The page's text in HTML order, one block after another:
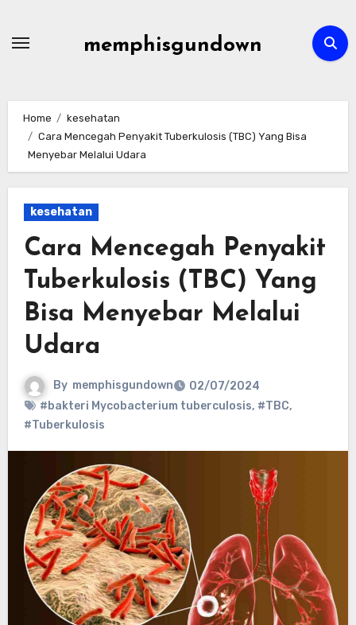
memphisgundown
Home
kesehatan
Cara Mencegah Penyakit Tuberkulosis (TBC) Yang Bisa
Menyebar Melalui Udara
kesehatan
Cara Mencegah Penyakit
Tuberkulosis (TBC) Yang
Bisa Menyebar Melalui
Udara
By memphisgundown
02/07/2024
#bakteri Mycobacterium tuberculosis, #TBC,
#Tuberkulosis